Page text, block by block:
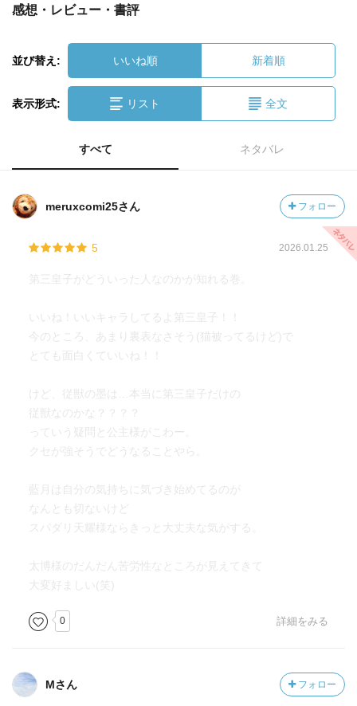
感想・レビュー・書評
並び替え: いいね順 新着順
表示形式: リスト 全文
すべて ネタバレ
meruxcomi25さん フォロー
5 2026.01.25
第三皇子がどういった人なのかが知れる巻。
いいね！いいキャラしてるよ第三皇子！！
今のところ、あまり裏表なさそう(猫被ってるけど)で
とても面白くていいね！！
けど、従獣の墨は…本当に第三皇子だけの
従獣なのかな？？？？
っていう疑問と公主様がこわー。
クセが強そうでどうなることやら。
藍月は自分の気持ちに気づき始めてるのが
なんとも切ないけど
スパダリ天耀様ならきっと大丈夫な気がする。
太博様のだんだん苦労性なところが見えてきて
大変好ましい(笑)
0 詳細をみる
Mさん フォロー